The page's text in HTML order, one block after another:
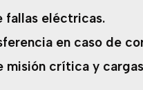
fallas eléctricas.
en caso de
misión crítica y